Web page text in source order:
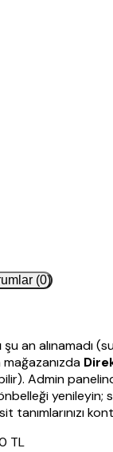
(0)
şu an alınamadı
mağazanızda
Admin
yenileyin;
tanımlarınızı
TL